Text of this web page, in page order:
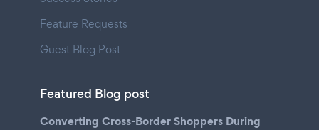
Feature Requests
Guest Blog Post
Featured Blog post
Converting Cross-Border Shoppers During